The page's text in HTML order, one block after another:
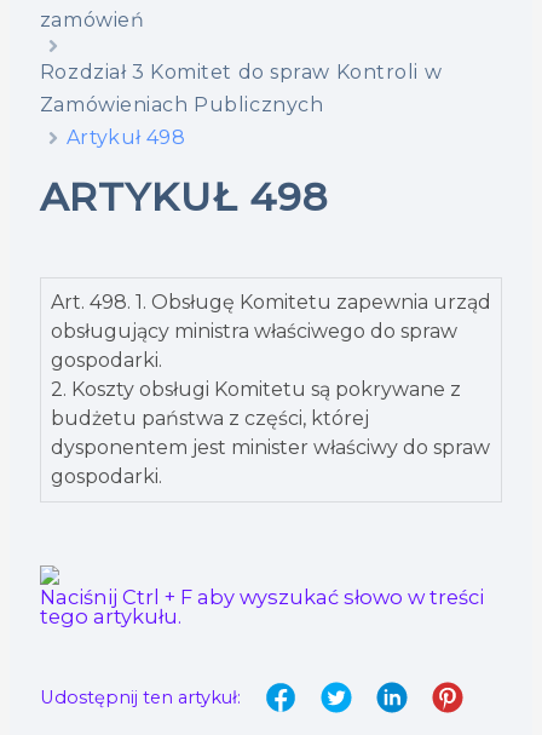
zamówień
Rozdział 3 Komitet do spraw Kontroli w
Zamówieniach Publicznych
Artykuł 498
ARTYKUŁ 498
Art. 498. 1. Obsługę Komitetu zapewnia urząd
obsługujący ministra właściwego do spraw
gospodarki.
2. Koszty obsługi Komitetu są pokrywane z
budżetu państwa z części, której
dysponentem jest minister właściwy do spraw
gospodarki.
Naciśnij Ctrl + F aby wyszukać słowo w treści
tego artykułu.
Udostępnij ten artykuł: